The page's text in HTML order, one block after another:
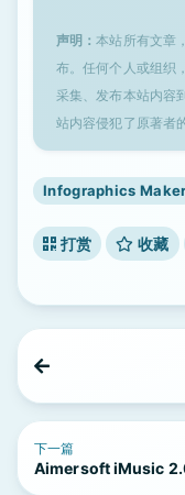
声明：本站所有文章
布。任何个人或组织
采集、发布本站内容
站内容侵犯了原著者
Infographics Maker
打赏 收藏
下一篇
Aimersoft iMusic